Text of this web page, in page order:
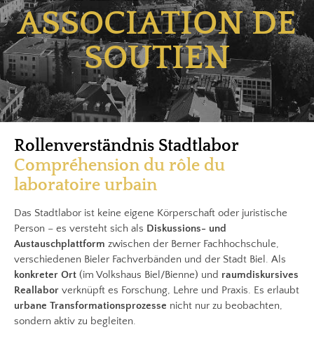
ASSOCIATION DE
SOUTIEN
Rollenverständnis Stadtlabor
Compréhension du rôle du
laboratoire urbain
Das Stadtlabor ist keine eigene Körperschaft oder juristische
Person – es versteht sich als Diskussions- und
Austauschplattform zwischen der Berner Fachhochschule,
verschiedenen Bieler Fachverbänden und der Stadt Biel. Als
konkreter Ort (im Volkshaus Biel/Bienne) und raumdiskursives
Reallabor verknüpft es Forschung, Lehre und Praxis. Es erlaubt
urbane Transformationsprozesse nicht nur zu beobachten,
sondern aktiv zu begleiten.